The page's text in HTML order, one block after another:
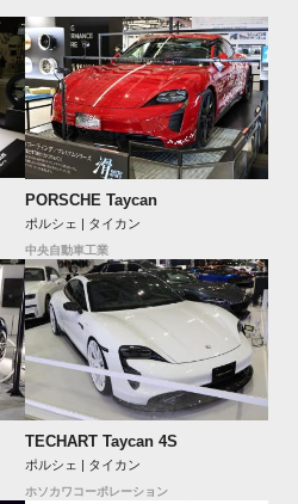
PORSCHE Taycan
ポルシェ | タイカン
中央自動車工業
TECHART Taycan 4S
ポルシェ | タイカン
ホソカワコーポレーション